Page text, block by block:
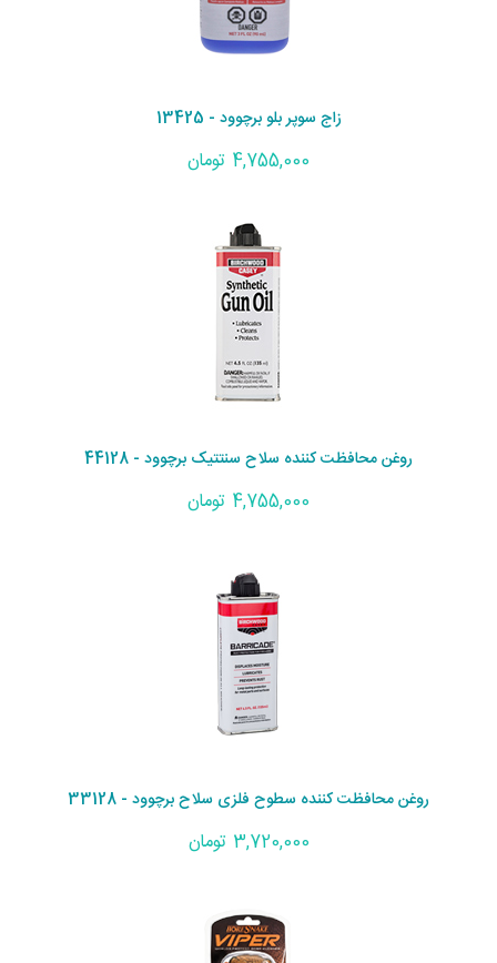
زاج سوپر بلو برچوود - 13425
4,755,000 تومان
روغن محافظت کننده سلاح سنتتیک برچوود - 44128
4,755,000 تومان
روغن محافظت کننده سطوح فلزی سلاح برچوود - 33128
3,720,000 تومان